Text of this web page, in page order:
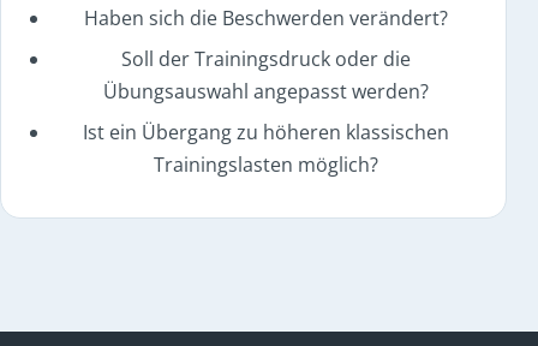
Haben sich die Beschwerden verändert?
Soll der Trainingsdruck oder die
Übungsauswahl angepasst werden?
Ist ein Übergang zu höheren klassischen
Trainingslasten möglich?